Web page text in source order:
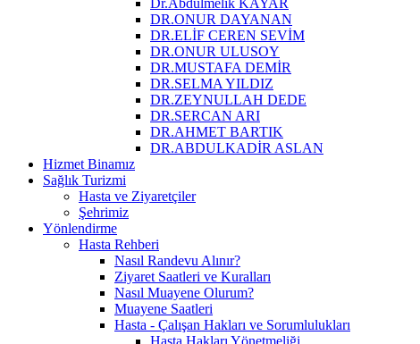
DR.ONUR DAYANAN
DR.ELİF CEREN SEVİM
DR.ONUR ULUSOY
DR.MUSTAFA DEMİR
DR.SELMA YILDIZ
DR.ZEYNULLAH DEDE
DR.SERCAN ARI
DR.AHMET BARTIK
DR.ABDULKADİR ASLAN
Hizmet Binamız
Sağlık Turizmi
Hasta ve Ziyaretçiler
Şehrimiz
Yönlendirme
Hasta Rehberi
Nasıl Randevu Alınır?
Ziyaret Saatleri ve Kuralları
Nasıl Muayene Olurum?
Muayene Saatleri
Hasta - Çalışan Hakları ve Sorumlulukları
Hasta Hakları Yönetmeliği